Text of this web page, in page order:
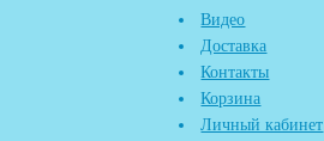
Видео
Доставка
Контакты
Корзина
Личный кабинет